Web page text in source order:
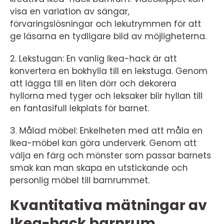
visa en variation av sängar,
förvaringslösningar och lekutrymmen för att
ge läsarna en tydligare bild av möjligheterna.
2. Lekstugan: En vanlig Ikea-hack är att
konvertera en bokhylla till en lekstuga. Genom
att lägga till en liten dörr och dekorera
hyllorna med tyger och leksaker blir hyllan till
en fantasifull lekplats för barnet.
3. Målad möbel: Enkelheten med att måla en
Ikea-möbel kan göra underverk. Genom att
välja en färg och mönster som passar barnets
smak kan man skapa en utstickande och
personlig möbel till barnrummet.
Kvantitativa mätningar av